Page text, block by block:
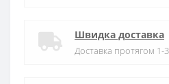
Швидка доставка
Доставка протягом 1-3